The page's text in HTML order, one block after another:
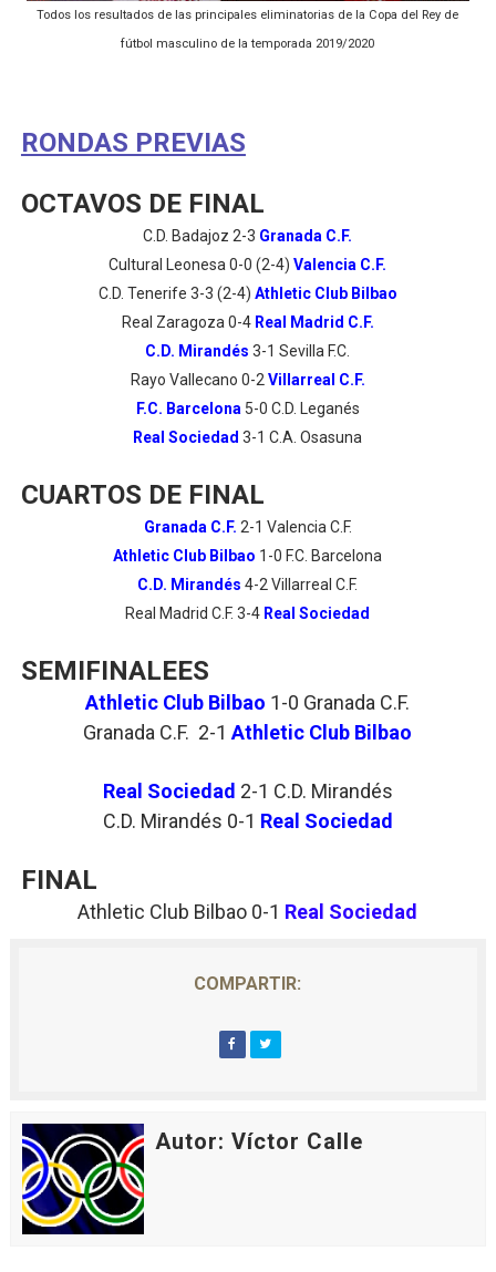
Todos los resultados de las principales eliminatorias de la Copa del Rey de
fútbol masculino de la temporada 2019/2020
RONDAS PREVIAS
OCTAVOS DE FINAL
C.D. Badajoz 2-3 Granada C.F.
Cultural Leonesa 0-0 (2-4)Valencia C.F.
C.D. Tenerife 3-3 (2-4) Athletic Club Bilbao
Real Zaragoza 0-4 Real Madrid C.F.
C.D. Mirandés3-1 Sevilla F.C.
Rayo Vallecano 0-2 Villarreal C.F.
F.C. Barcelona 5-0 C.D. Leganés
Real Sociedad 3-1 C.A. Osasuna
CUARTOS DE FINAL
Granada C.F. 2-1 Valencia C.F.
Athletic Club Bilbao 1-0 F.C. Barcelona
C.D. Mirandés 4-2 Villarreal C.F.
Real Madrid C.F. 3-4 Real Sociedad
SEMIFINALEES
Athletic Club Bilbao 1-0 Granada C.F.
Granada C.F. 2-1Athletic Club Bilbao
Real Sociedad 2-1 C.D. Mirandés
C.D. Mirandés 0-1 Real Sociedad
FINAL
Athletic Club Bilbao 0-1 Real Sociedad
COMPARTIR:
Autor: Víctor Calle